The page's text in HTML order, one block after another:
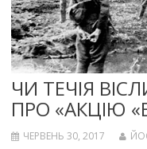
ЧИ ТЕЧІЯ
ПРО «АКЦІЮ
ЧЕРВЕНЬ 30, 2017